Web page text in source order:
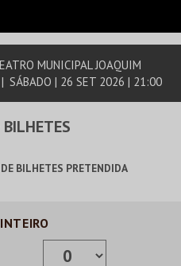
MUNICIPAL JOAQUIM
| SÁBADO | 26 SET 2026 | 21:00
BILHETES PRETENDIDA